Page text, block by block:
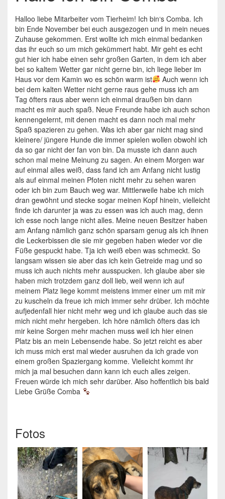
Halloo liebe Mitarbeiter vom Tierheim! Ich bin‘s Comba. Ich
bin Ende November bei euch ausgezogen und in mein neues
Zuhause gekommen. Erst wollte ich mich einmal bedanken
das ihr euch so um mich gekümmert habt. Mir geht es echt
gut hier ich habe einen sehr großen Garten, in dem ich aber
bei so kaltem Wetter gar nicht gerne bin, ich liege lieber im
Haus vor dem Kamin wo es schön warm ist
Auch wenn ich
bei dem kalten Wetter nicht gerne raus gehe muss ich am
Tag öfters raus aber wenn ich einmal draußen bin dann
macht es mir auch spaß. Neue Freunde habe ich auch schon
kennengelernt, mit denen macht es dann noch mal mehr
Spaß spazieren zu gehen. Was ich aber gar nicht mag sind
kleinere/ jüngere Hunde die immer spielen wollen obwohl ich
da so gar nicht der fan von bin. Da musste ich dann auch
schon mal meine Meinung zu sagen. An einem Morgen war
auf einmal alles weiß, dass fand ich am Anfang nicht lustig
als auf einmal meinen Pfoten nicht mehr zu sehen waren
oder ich bin zum Bauch weg war. Mittlerweile habe ich mich
dran gewöhnt und stecke sogar meinen Kopf hinein, vielleicht
finde ich darunter ja was zu essen was ich auch mag, denn
ich esse noch lange nicht alles. Meine neuen Besitzer haben
am Anfang nämlich ganz schön sparsam genug als ich ihnen
die Leckerbissen die sie mir gegeben haben wieder vor die
Füße gespuckt habe. Tja ich weiß eben was schmeckt. So
langsam wissen sie aber das ich kein Getreide mag und so
muss ich auch nichts mehr ausspucken. Ich glaube aber sie
haben mich trotzdem ganz doll lieb, weil wenn ich auf
meinem Platz liege kommt meistens immer einer um mit mir
zu kuscheln da freue ich mich immer sehr drüber. Ich möchte
aufjedenfall hier nicht mehr weg und ich glaube auch das sie
mich nicht mehr hergeben. Ich höre nämlich öfters das ich
mir keine Sorgen mehr machen muss weil ich hier einen
Platz bis an mein Lebensende habe. So jetzt reicht es aber
ich muss mich erst mal wieder ausruhen da ich grade von
einem großen Spaziergang komme. Vielleicht kommt ihr
mich ja mal besuchen dann kann ich euch alles zeigen.
Freuen würde ich mich sehr darüber. Also hoffentlich bis bald
Liebe Grüße Comba
Fotos